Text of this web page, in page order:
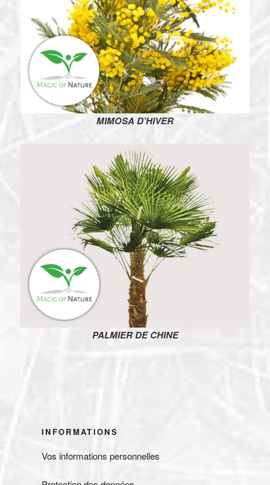
MIMOSA D’HIVER
PALMIER DE CHINE
INFORMATIONS
Vos informations personnelles